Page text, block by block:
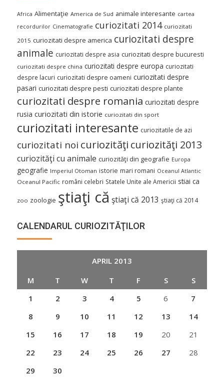
Africa Alimentaţie America de Sud animale interesante cartea
recordurilor Cinematografie curiozitati 2014 curiozitati
2015 curiozitati despre america curiozitati despre
animale curiozitati despre asia curiozitati despre bucuresti
curiozitati despre china curiozitati despre europa curiozitati
despre lacuri curiozitati despre oameni curiozitati despre
pasari curiozitati despre pesti curiozitati despre plante
curiozitati despre romania curiozitati despre
rusia curiozitati din istorie curiozitati din sport
curiozitati interesante curiozitatile de azi
curiozitati noi curiozităţi curiozităţi 2013
curiozităţi cu animale curiozităţi din geografie Europa
geografie Imperiul Otoman istorie mari romani Oceanul Atlantic
Oceanul Pacific români celebri Statele Unite ale Americii stiai ca
zoo zoologie ştiaţi că ştiaţi că 2013 ştiaţi că 2014
CALENDARUL CURIOZITĂŢILOR
APRIL 2013
M
T W T F S
S
1
2 3 4 5 6
7
8
9 10 11 12 13
14
15
16 17 18 19 20
21
22
23 24 25 26 27
28
29
30